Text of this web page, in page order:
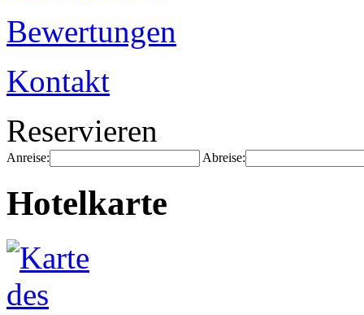
Bewertungen
Kontakt
Reservieren
Anreise: Abreise:
Hotelkarte